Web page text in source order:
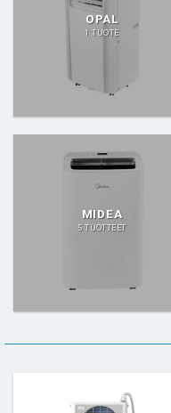
OPAL
1 TUOTE
MIDEA
5 TUOTTEET